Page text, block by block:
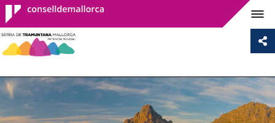
Consell de
Mallorca